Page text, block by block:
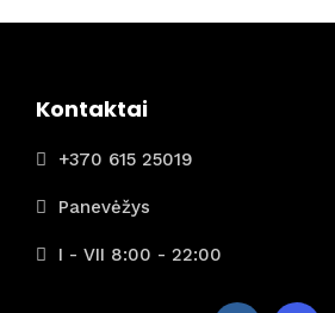
RYGO
Kontaktai
+370 615 25019
Panevėžys
I - VII 8:00 - 22:00